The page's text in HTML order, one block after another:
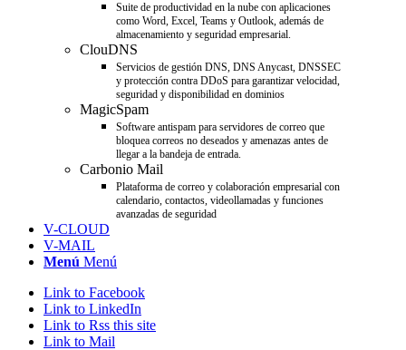
Suite de productividad en la nube con aplicaciones
como Word, Excel, Teams y Outlook, además de
almacenamiento y seguridad empresarial.
ClouDNS
Servicios de gestión DNS, DNS Anycast, DNSSEC
y protección contra DDoS para garantizar velocidad,
seguridad y disponibilidad en dominios
MagicSpam
Software antispam para servidores de correo que
bloquea correos no deseados y amenazas antes de
llegar a la bandeja de entrada.
Carbonio Mail
Plataforma de correo y colaboración empresarial con
calendario, contactos, videollamadas y funciones
avanzadas de seguridad
V-CLOUD
V-MAIL
Menú Menú
Link to Facebook
Link to LinkedIn
Link to Rss this site
Link to Mail